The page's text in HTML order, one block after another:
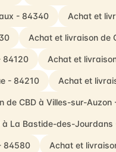
- 84340 Achat et
Achat et livraison de
84120 Achat et
- 84210 Achat et
de CBD à Villes-sur-Auzon
à La Bastide-des-
84580 Achat et